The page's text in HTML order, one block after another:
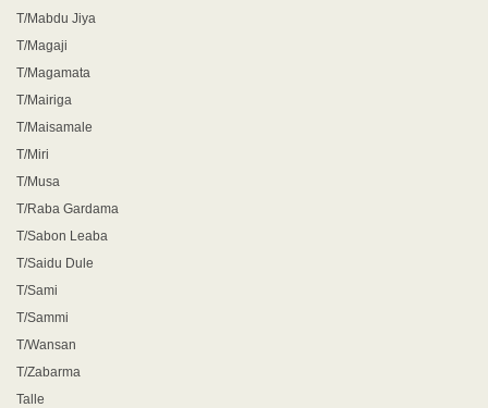
T/Mabdu Jiya
T/Magaji
T/Magamata
T/Mairiga
T/Maisamale
T/Miri
T/Musa
T/Raba Gardama
T/Sabon Leaba
T/Saidu Dule
T/Sami
T/Sammi
T/Wansan
T/Zabarma
Talle